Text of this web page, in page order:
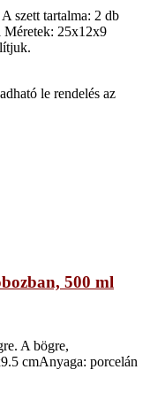
szett tartalma: 2 db
Méretek: 25x12x9
le rendelés az
500 ml
A bögre,
cmAnyaga: porcelán